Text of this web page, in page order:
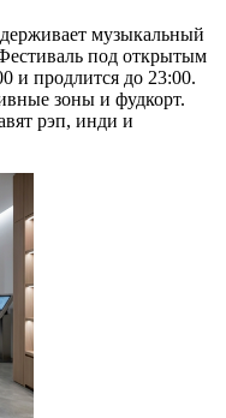
музыкальный
под открытым
и продлится до 23:00.
зоны и фудкорт.
рэп, инди и